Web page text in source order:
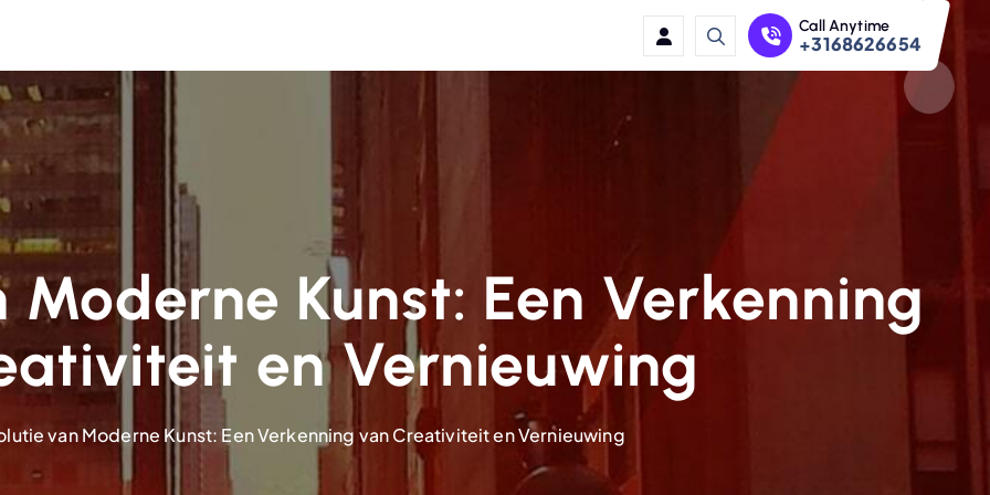
Call Anytime
+3168626654
Kunst: Een Verkenning
en Vernieuwing
van Moderne Kunst: Een Verkenning van Creativiteit en Vernieuwing